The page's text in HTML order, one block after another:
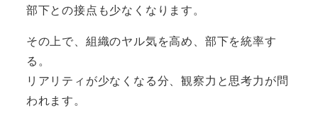
部下との接点も少なくなります。
その上で、組織のヤル気を高め、部下を統率す
る。
リアリティが少なくなる分、観察力と思考力が問
われます。